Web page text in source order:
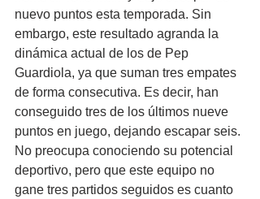
nuevo puntos esta temporada. Sin
embargo, este resultado agranda la
dinámica actual de los de Pep
Guardiola, ya que suman tres empates
de forma consecutiva. Es decir, han
conseguido tres de los últimos nueve
puntos en juego, dejando escapar seis.
No preocupa conociendo su potencial
deportivo, pero que este equipo no
gane tres partidos seguidos es cuanto